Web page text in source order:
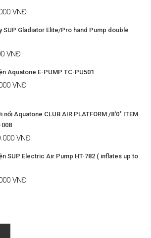
VNĐ
SUP Gladiator Elite/Pro hand Pump double
VNĐ
Aquatone E-PUMP TC-PU501
VNĐ
nổi Aquatone CLUB AIR PLATFORM /8'0" ITEM
008
VNĐ
SUP Electric Air Pump HT-782 ( inflates up to
VNĐ